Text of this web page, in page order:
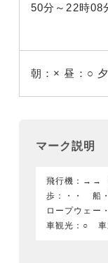
50分～22時08
朝：× 昼：○
マーク説明
飛行機：→→
歩：・・ 船
ロープウェ
車観光：○ 車